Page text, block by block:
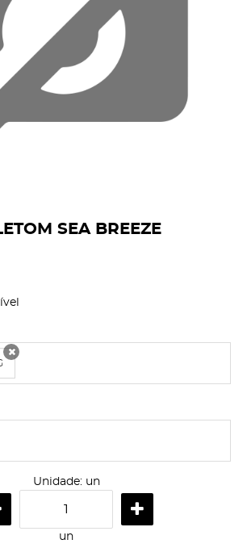
SEA BREEZE
Unidade: un
un